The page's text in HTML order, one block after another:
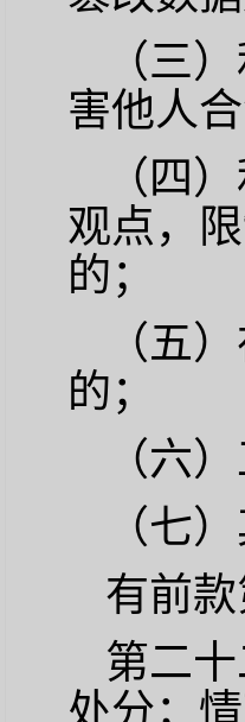
（三
害他人
（四
观点，
的；
（五
的；
（六
（七
有前
第二
处分；